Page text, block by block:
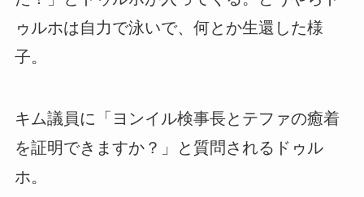
ゥルホは自力で泳いで、何とか生還した様
子。
キム議員に「ヨンイル検事長とテファの癒着
を証明できますか？」と質問されるドゥル
ホ。